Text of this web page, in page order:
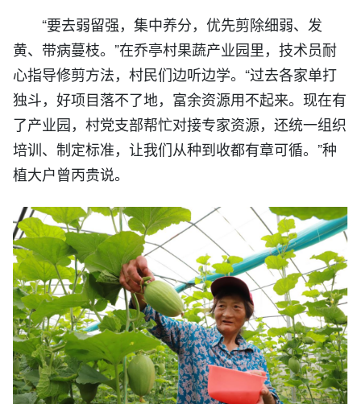
“要去弱留强，集中养分，优先剪除细弱、发
黄、带病蔓枝。”在乔亭村果蔬产业园里，技术员耐
心指导修剪方法，村民们边听边学。“过去各家单打
独斗，好项目落不了地，富余资源用不起来。现在有
了产业园，村党支部帮忙对接专家资源，还统一组织
培训、制定标准，让我们从种到收都有章可循。”种
植大户曾丙贵说。